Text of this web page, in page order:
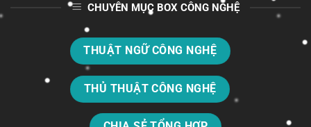
CHUYÊN MỤC BOX CÔNG NGHỆ
THUẬT NGỮ CÔNG NGHỆ
THỦ THUẬT CÔNG NGHỆ